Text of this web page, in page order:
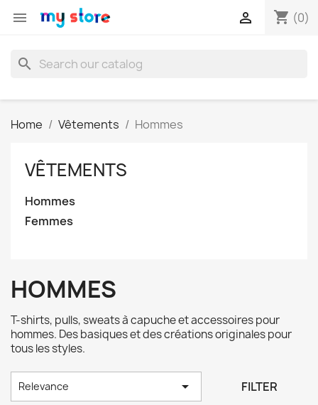
 shopping_cart (0)

search
Home Vêtements Hommes
VÊTEMENTS
Hommes
Femmes
HOMMES
T-shirts, pulls, sweats à capuche et accessoires pour
hommes. Des basiques et des créations originales pour
tous les styles.
Relevance  FILTER